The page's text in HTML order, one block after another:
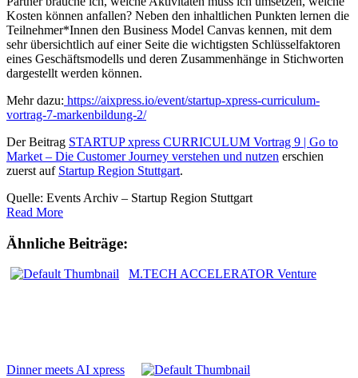
Kosten können anfallen? Neben den inhaltlichen Punkten lernen die
Teilnehmer*Innen den Business Model Canvas kennen, mit dem
sehr übersichtlich auf einer Seite die wichtigsten Schlüsselfaktoren
eines Geschäftsmodells und deren Zusammenhänge in Stichworten
dargestellt werden können.
Mehr dazu: https://aixpress.io/event/startup-xpress-curriculum-
vortrag-7-markenbildung-2/
Der Beitrag STARTUP xpress CURRICULUM Vortrag 9 | Go to
Market – Die Customer Journey verstehen und nutzen erschien
zuerst auf Startup Region Stuttgart.
Quelle: Events Archiv – Startup Region Stuttgart
Read More
Ähnliche Beiträge:
M.TECH ACCELERATOR Venture
Dinner meets AI xpress